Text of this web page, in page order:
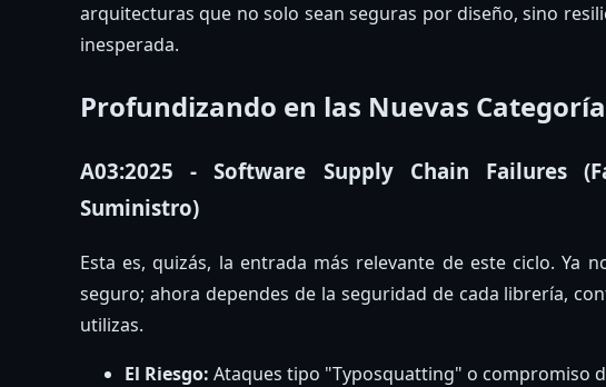
arquitecturas que no solo sean seguras por diseño, sino
inesperada.
Profundizando en las Nuevas
A03:2025 - Software Supply Chain Failures
Suministro)
Esta es, quizás, la entrada más relevante de este ciclo. Ya
seguro; ahora dependes de la seguridad de cada librería,
utilizas.
El Riesgo: Ataques tipo "Typosquatting" o compromiso